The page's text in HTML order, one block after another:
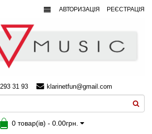
АВТОРИЗАЦІЯ РЕЄСТРАЦІЯ
31 93 klarinetfun@gmail.com
0 товар(ів) - 0.00грн.